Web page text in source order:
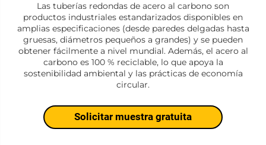
Las tuberías redondas de acero al carbono son
productos industriales estandarizados disponibles en
amplias especificaciones (desde paredes delgadas hasta
gruesas, diámetros pequeños a grandes) y se pueden
obtener fácilmente a nivel mundial. Además, el acero al
carbono es 100 % reciclable, lo que apoya la
sostenibilidad ambiental y las prácticas de economía
circular.
Solicitar muestra gratuita